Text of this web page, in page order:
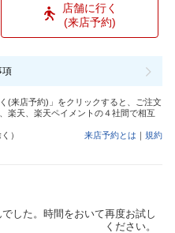
店舗に行く
(来店予約)
項
(来店予約)」をクリックすると、ご注文
楽天、楽天ペイメントの４社間で相互
）
来店予約とは ｜ 規約
した。時間をおいて再度お試し
ください。